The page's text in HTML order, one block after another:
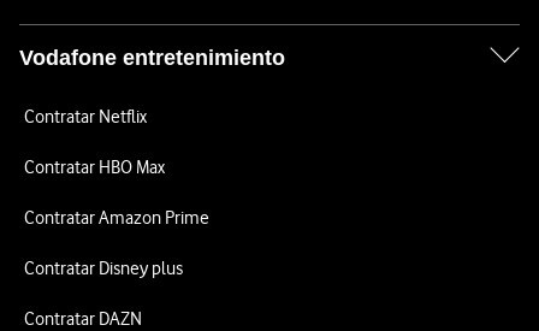
Vodafone entretenimiento
Contratar Netflix
Contratar HBO Max
Contratar Amazon Prime
Contratar Disney plus
Contratar DAZN